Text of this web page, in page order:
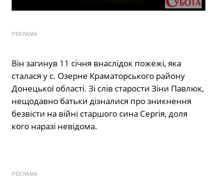
РЕКЛАМА
Він загинув 11 січня внаслідок пожежі, яка
сталася у с. Озерне Краматорського району
Донецької області. Зі слів старости Зіни Павлюк,
нещодавно батьки дізналися про зникнення
безвісти на війні старшого сина Сергія, доля
кого наразі невідома.
РЕКЛАМА